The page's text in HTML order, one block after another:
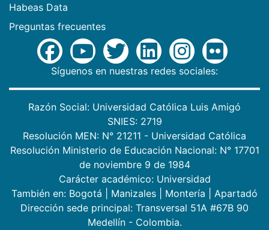
Habeas Data
Preguntas frecuentes
Síguenos en nuestras redes sociales:
Razón Social: Universidad Católica Luis Amigó
SNIES: 2719
Resolución MEN: N° 21211 - Universidad Católica
Resolución Ministerio de Educación Nacional: N° 17701
de noviembre 9 de 1984
Carácter académico: Universidad
También en: Bogotá Manizales Montería
Apartadó
Dirección sede principal: Transversal 51A #67B 90
Medellín - Colombia.